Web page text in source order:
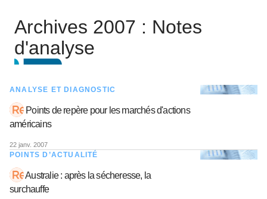
Archives 2007 : Notes
d'analyse
ANALYSE ET DIAGNOSTIC
Points de repère pour les marchés d'actions
américains
22 janv. 2007
POINTS D’ACTUALITÉ
Australie : après la sécheresse, la
surchauffe